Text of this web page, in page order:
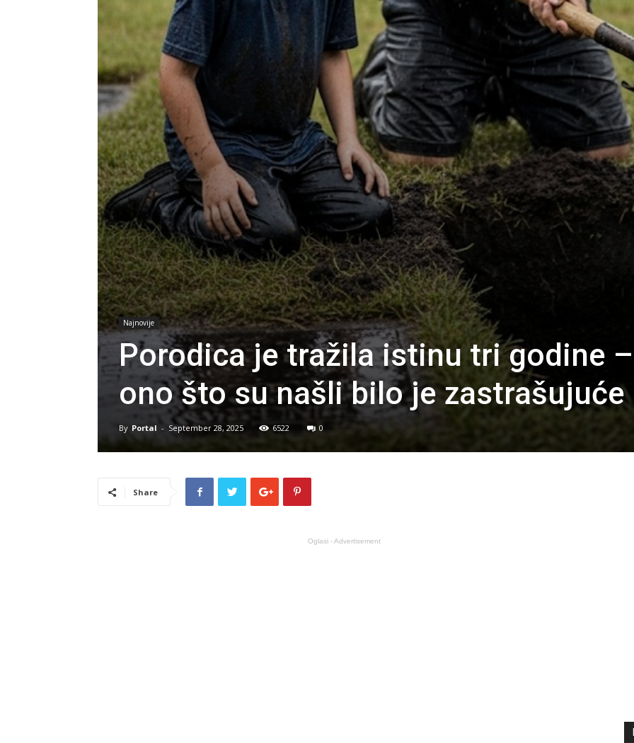
Najnovije
Porodica je tražila istinu tri godine
ono što su našli bilo je zastrašujuće
By Portal - September 28, 2025 6522 0
Share
Oglasi - Advertisement